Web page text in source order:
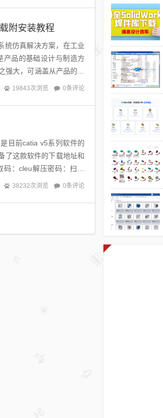
附安装教程
统仿真解决方案，在工业
产品的基础设计与制造方
大，可涵盖从产品的概
19843次浏览 0条评论
目前catia v5系列软件的
了这款软件的下载地址和
：cleu解压密码：扫描
38232次浏览 0条评论